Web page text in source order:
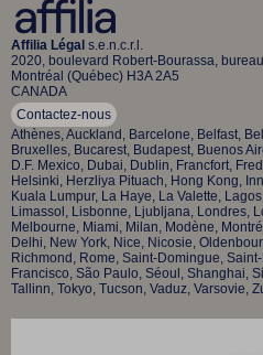
Affilia Légal s.e.n.c.r.l.
2020, boulevard Robert-Bourassa,
Montréal (Québec) H3A 2A5
CANADA
Contactez-nous
Athènes, Auckland, Barcelone, Belfast,
Bruxelles, Bucarest, Budapest, Buenos
D.F. Mexico, Dubai, Dublin, Francfort,
Helsinki, Herzliya Pituach, Hong Kong,
Kuala Lumpur, La Haye, La Valette,
Limassol, Lisbonne, Ljubljana, Londres,
Melbourne, Miami, Milan, Modène,
Delhi, New York, Nice, Nicosie,
Richmond, Rome, Saint-Domingue,
Francisco, São Paulo, Séoul, Shanghai,
Tallinn, Tokyo, Tucson, Vaduz, Varsovie,